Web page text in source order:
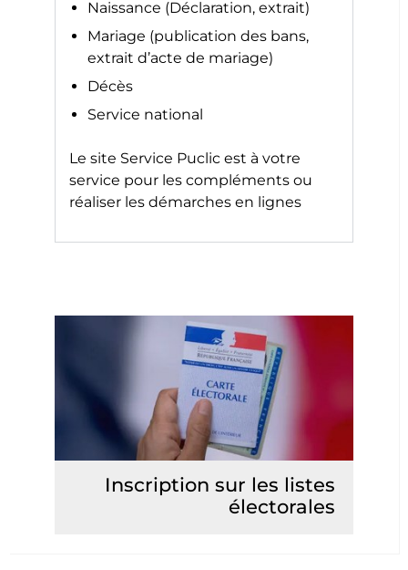
Naissance (Déclaration, extrait)
Mariage (publication des bans,
extrait d’acte de mariage)
Décès
Service national
Le site Service Puclic est à votre
service pour les compléments ou
réaliser les démarches en lignes
Inscription sur les listes
électorales